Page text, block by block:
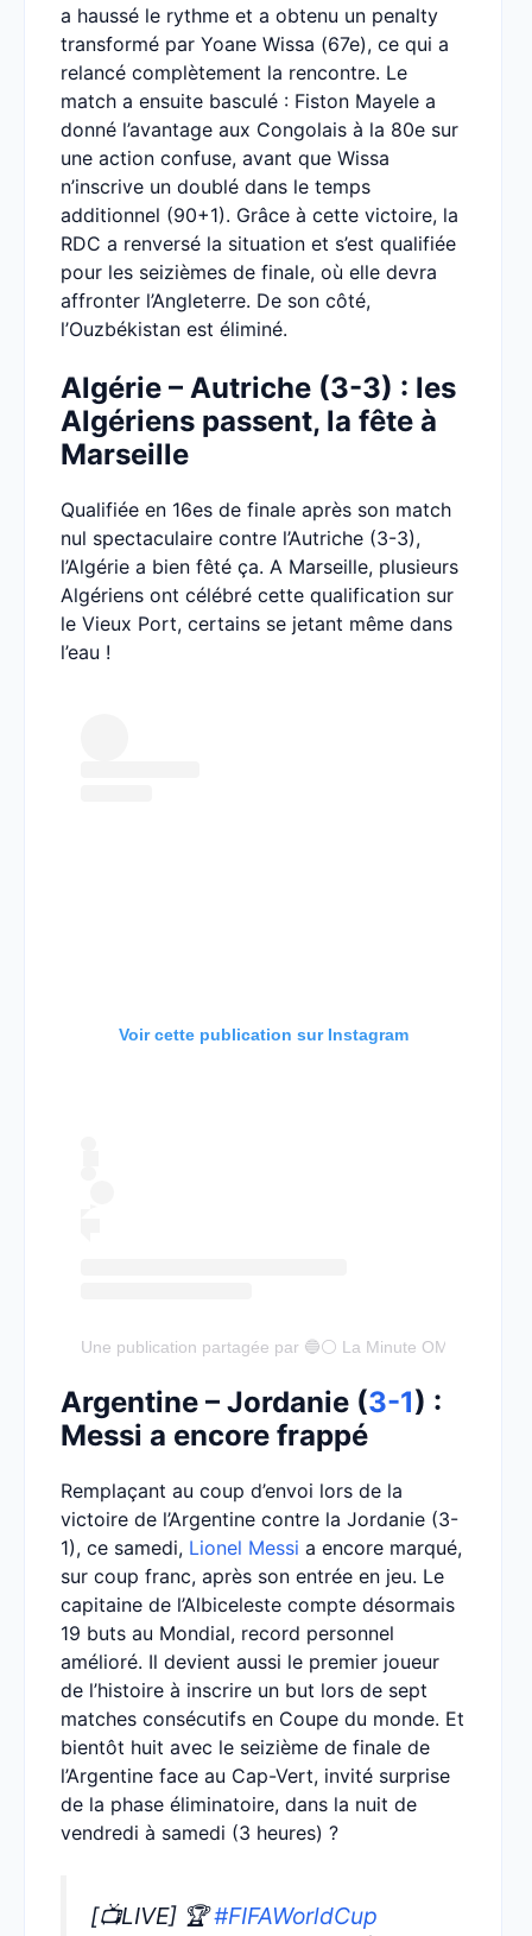
a haussé le rythme et a obtenu un penalty
transformé par Yoane Wissa (67e), ce qui a
relancé complètement la rencontre. Le
match a ensuite basculé : Fiston Mayele a
donné l’avantage aux Congolais à la 80e sur
une action confuse, avant que Wissa
n’inscrive un doublé dans le temps
additionnel (90+1). Grâce à cette victoire, la
RDC a renversé la situation et s’est qualifiée
pour les seizièmes de finale, où elle devra
affronter l’Angleterre. De son côté,
l’Ouzbékistan est éliminé.
Algérie – Autriche (3-3) : les
Algériens passent, la fête à
Marseille
Qualifiée en 16es de finale après son match
nul spectaculaire contre l’Autriche (3-3),
l’Algérie a bien fêté ça. A Marseille, plusieurs
Algériens ont célébré cette qualification sur
le Vieux Port, certains se jetant même dans
l’eau !
Voir cette publication sur Instagram
Une publication partagée par 🔵⚪️ La Minute OM
Argentine – Jordanie (3-1) :
Messi a encore frappé
Remplaçant au coup d’envoi lors de la
victoire de l’Argentine contre la Jordanie (3-
1), ce samedi, Lionel Messi a encore marqué,
sur coup franc, après son entrée en jeu. Le
capitaine de l’Albiceleste compte désormais
19 buts au Mondial, record personnel
amélioré. Il devient aussi le premier joueur
de l’histoire à inscrire un but lors de sept
matches consécutifs en Coupe du monde. Et
bientôt huit avec le seizième de finale de
l’Argentine face au Cap-Vert, invité surprise
de la phase éliminatoire, dans la nuit de
vendredi à samedi (3 heures) ?
[📺LIVE] 🏆#FIFAWorldCup